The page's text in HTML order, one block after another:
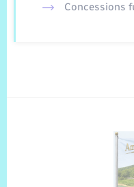
Concessions